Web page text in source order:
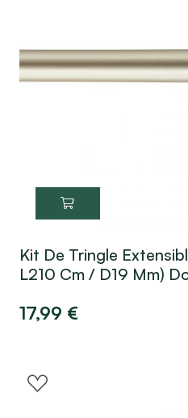
Kit De Tringle
L210 Cm / D19 Mm)
17,99 €